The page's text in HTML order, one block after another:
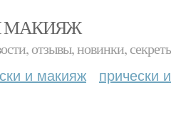
МАКИЯЖ
отзывы, новинки,
и макияж прически